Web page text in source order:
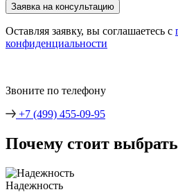
Оставляя заявку, вы соглашаетесь с
конфиденциальности
Звоните по телефону
+7 (499) 455-09-95
Почему стоит
Надежность